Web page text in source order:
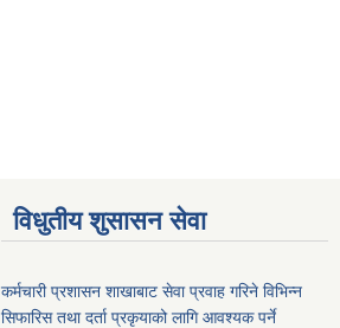
विधुतीय शुसासन सेवा
कर्मचारी प्रशासन शाखाबाट सेवा प्रवाह गरिने विभिन्न
सिफारिस तथा दर्ता प्रकृयाको लागि आवश्यक पर्ने